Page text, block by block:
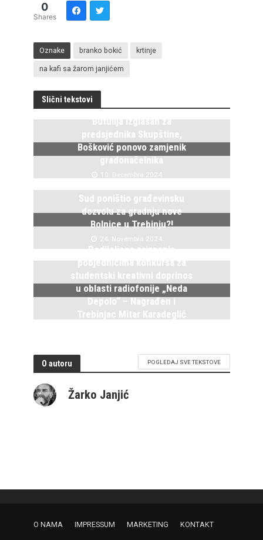
0
Shares
Oznake branko bokić krtinje
na kafi sa žarom janjićem
Slični tekstovi
Butulija izglasan za
predsjednika Skupštine,
Bošković ponovo zamjenik
gradonačelnika
10. Decembra 2024.
Sud poništio građevinsku
dozvolu za gradnju nove
Bolnice u Trebinju?!
24. Novembra 2024.
Dodijeljena priznanja
pobjednicima konkursa za
studentski kreativni doprinos
u oblasti radiofonije „Neda
Depolo“ – Nagrađen i
Trebinjac Mitar Karadeglić
O autoru POGLEDAJ SVE TEKSTOVE
Žarko Janjić
O NAMA IMPRESSUM MARKETING KONTAKT